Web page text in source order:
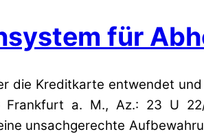
für
die Kreditkarte entwendet
Frankfurt a. M., Az.: 23 U
unsachgerechte